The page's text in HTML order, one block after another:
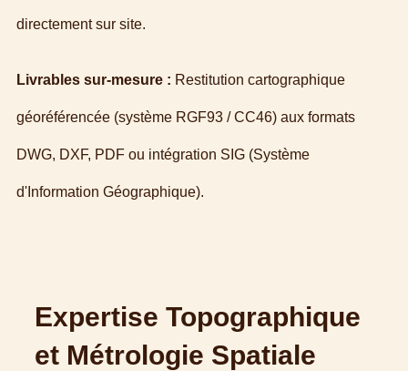
directement sur site.
Livrables sur-mesure : Restitution cartographique
géoréférencée (système RGF93 / CC46) aux formats
DWG, DXF, PDF ou intégration SIG (Système
d'Information Géographique).
Expertise Topographique
et Métrologie Spatiale